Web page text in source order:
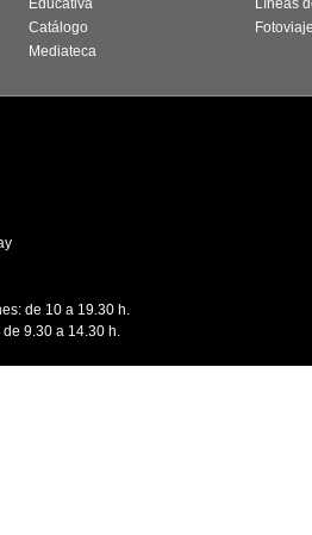
Educativa
Catálogo
Mediateca
Líneas
de 10 a 19.30 h.
9.30 a 14.30 h.